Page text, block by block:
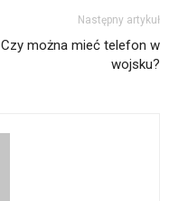
Następny artykuł
Czy można mieć telefon w
wojsku?